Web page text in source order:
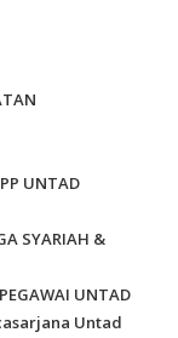
UNTAD
SYARIAH &
UNTAD
Untad